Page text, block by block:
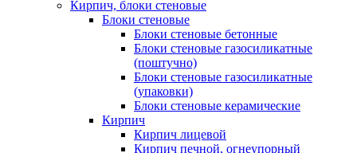
Кирпич, блоки стеновые
Блоки стеновые
Блоки стеновые бетонные
Блоки стеновые газосиликатные
(поштучно)
Блоки стеновые газосиликатные
(упаковки)
Блоки стеновые керамические
Кирпич
Кирпич лицевой
Кирпич печной, огнеупорный